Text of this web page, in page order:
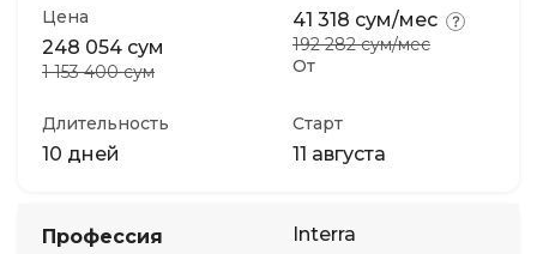
Цена
248 054 сум
1 153 400 сум От
41 318 сум/мес
192 282 сум/мес
Длительность
10 дней
Старт
11 августа
Профессия
Interra